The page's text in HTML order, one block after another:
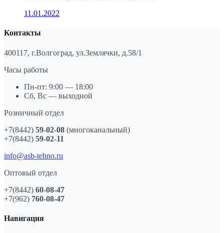
11.01.2022
Контакты
400117, г.Волгоград, ул.Землячки, д.58/1
Часы работы
Пн-пт: 9:00 — 18:00
Сб, Вс — выходной
Розничный отдел
+7(8442) 59-02-08 (многоканальный)
+7(8442) 59-02-11
info@asb-tehno.ru
Оптовый отдел
+7(8442) 60-08-47
+7(962) 760-08-47
Навигация